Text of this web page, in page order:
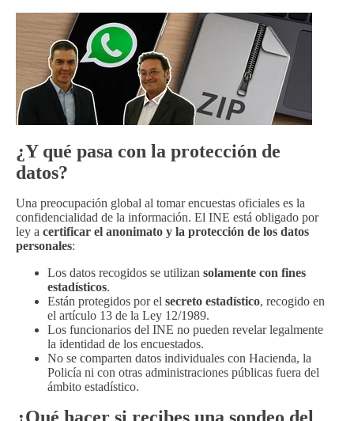
¿Y qué pasa con la protección de
datos?
Una preocupación global al tomar encuestas oficiales es la
confidencialidad de la información. El INE está obligado por
ley a certificar el anonimato y la protección de los datos
personales:
Los datos recogidos se utilizan solamente con fines
estadísticos.
Están protegidos por el secreto estadístico, recogido en
el artículo 13 de la Ley 12/1989.
Los funcionarios del INE no pueden revelar legalmente
la identidad de los encuestados.
No se comparten datos individuales con Hacienda, la
Policía ni con otras administraciones públicas fuera del
ámbito estadístico.